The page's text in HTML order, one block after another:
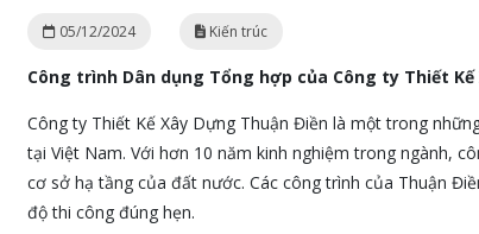
05/12/2024 Kiến trúc
Công trình Dân dụng Tổng hợp của Công ty Thiết
Công ty Thiết Kế Xây Dựng Thuận Điền là một trong
tại Việt Nam. Với hơn 10 năm kinh nghiệm trong ngành,
cơ sở hạ tầng của đất nước. Các công trình của Thuận
độ thi công đúng hẹn.